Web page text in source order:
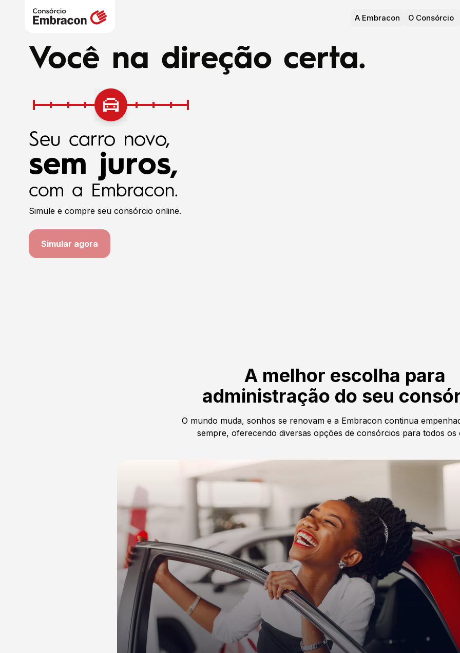
A Embracon O Consórcio
Você na direção certa.
Seu carro novo,
sem juros,
com a Embracon.
Simule e compre seu consórcio online.
Simular agora
A melhor escolha para
administração do seu
O mundo muda, sonhos se renovam e a Embracon continua
sempre, oferecendo diversas opções de consórcios para todos os